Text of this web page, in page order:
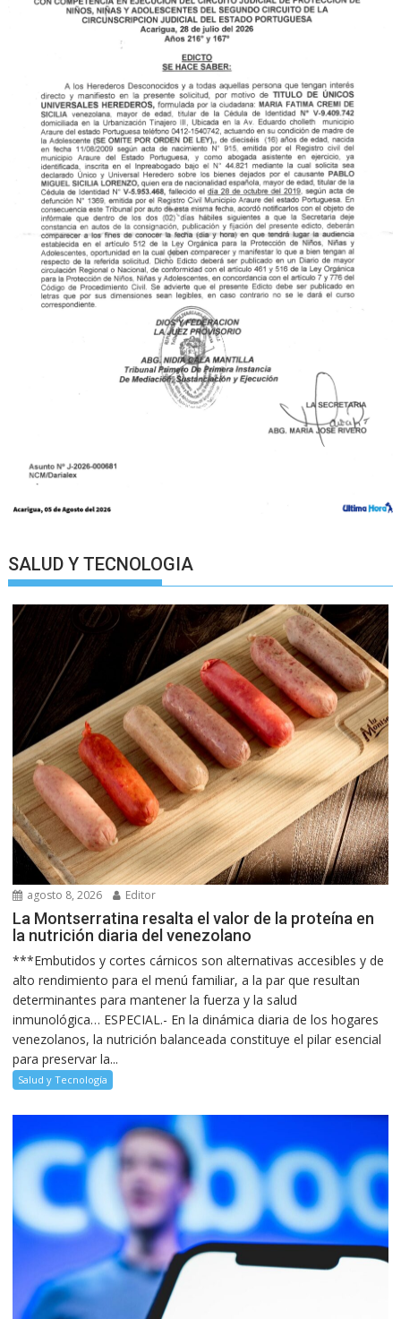
SALUD Y TECNOLOGIA
agosto 8, 2026 Editor
La Montserratina resalta el valor de la proteína en
la nutrición diaria del venezolano
***Embutidos y cortes cárnicos son alternativas accesibles y de
alto rendimiento para el menú familiar, a la par que resultan
determinantes para mantener la fuerza y la salud
inmunológica… ESPECIAL.- En la dinámica diaria de los hogares
venezolanos, la nutrición balanceada constituye el pilar esencial
para preservar la...
Salud y Tecnología